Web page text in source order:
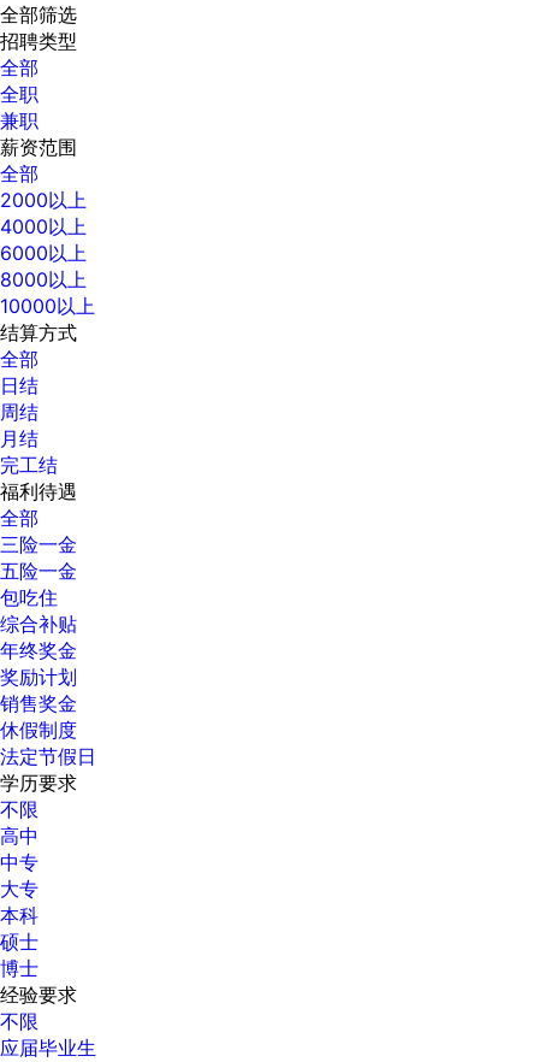
全部筛选
招聘类型
全部
全职
兼职
薪资范围
全部
2000以上
4000以上
6000以上
8000以上
10000以上
结算方式
全部
日结
周结
月结
完工结
福利待遇
全部
三险一金
五险一金
包吃住
综合补贴
年终奖金
奖励计划
销售奖金
休假制度
法定节假日
学历要求
不限
高中
中专
大专
本科
硕士
博士
经验要求
不限
应届毕业生